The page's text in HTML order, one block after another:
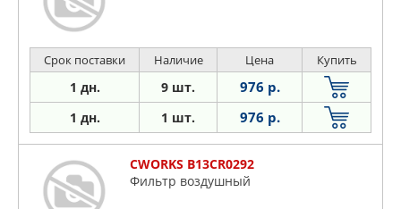
Срок поставки Наличие Цена Купить
1 дн. 9 шт. 976 р.
1 дн. 1 шт. 976 р.
CWORKS B13CR0292
Фильтр воздушный